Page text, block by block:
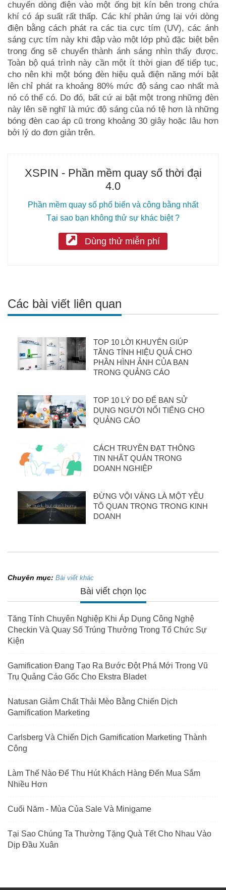
chuyển dòng điện vào một ống bịt kín bên trong chứa
khí có áp suất rất thấp. Các khí phản ứng lại với dòng
điện bằng cách phát ra các tia cực tím (UV), các ánh
sáng cực tím này khi đập vào một lớp phủ đặc biệt bên
trong ống sẽ chuyển thành ánh sáng nhìn thấy được.
Toàn bộ quá trình này cần một ít thời gian để tiếp tục,
cho nên khi một bóng đèn hiệu quả điện năng mới bật
lên chỉ phát ra khoảng 80% mức độ sáng cao nhất mà
nó có thể có. Do đó, bất cứ ai bật một trong những đèn
này lên sẽ nghĩ là mức độ sáng của nó tệ hơn là những
bóng đèn cao áp cũ trong khoảng 30 giây hoặc lâu hơn
bởi lý do đơn giản trên.
XSPIN - Phần mềm quay số thời đại
4.0
Phần mềm quay số phổ biến và công bằng nhất
Tại sao bạn không thử sự khác biệt ?
Dùng thử miễn phí
Các bài viết liên quan
TOP 10 LỜI KHUYÊN GIÚP
TĂNG TÍNH HIỆU QUẢ CHO
PHẦN HÌNH ẢNH CỦA BẠN
TRONG QUẢNG CÁO
TOP 10 LÝ DO ĐỂ BẠN SỬ
DỤNG NGƯỜI NỔI TIẾNG CHO
QUẢNG CÁO
CÁCH TRUYỀN ĐẠT THÔNG
TIN NHẤT QUÁN TRONG
DOANH NGHIỆP
ĐỪNG VỘI VÀNG LÀ MỘT YẾU
TỐ QUAN TRỌNG TRONG KINH
DOANH
Chuyên mục: Bài viết khác
Bài viết chọn lọc
Tăng Tính Chuyên Nghiệp Khi Áp Dụng Công Nghệ
Checkin Và Quay Số Trúng Thưởng Trong Tổ Chức Sự
Kiện
Gamification Đang Tạo Ra Bước Đột Phá Mới Trong Vũ
Trụ Quảng Cáo Gốc Cho Ekstra Bladet
Natusan Giảm Chất Thải Mèo Bằng Chiến Dịch
Gamification Marketing
Carlsberg Và Chiến Dịch Gamification Marketing Thành
Công
Làm Thế Nào Để Thu Hút Khách Hàng Đến Mua Sắm
Nhiều Hơn
Cuối Năm - Mùa Của Sale Và Minigame
Tại Sao Chúng Ta Thường Tặng Quà Tết Cho Nhau Vào
Dịp Đầu Xuân